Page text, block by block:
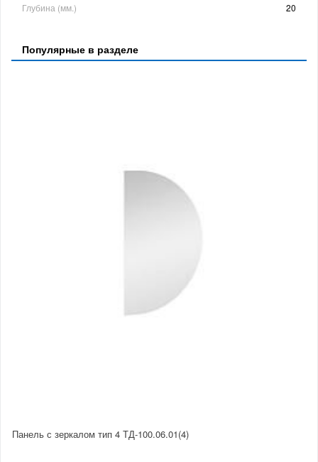
Глубина (мм.)
20
Популярные в разделе
Панель с зеркалом тип 4 ТД-100.06.01(4)